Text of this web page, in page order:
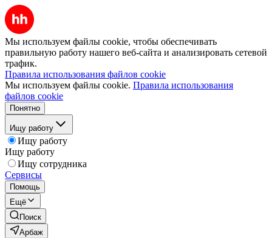
Мы используем файлы cookie, чтобы обеспечивать
правильную работу нашего веб-сайта и анализировать сетевой
трафик.
Правила использования файлов cookie
Мы используем файлы cookie. Правила использования
файлов cookie
Понятно
Ищу работу
Ищу работу
Ищу работу
Ищу сотрудника
Сервисы
Помощь
Ещё
Поиск
Арбаж